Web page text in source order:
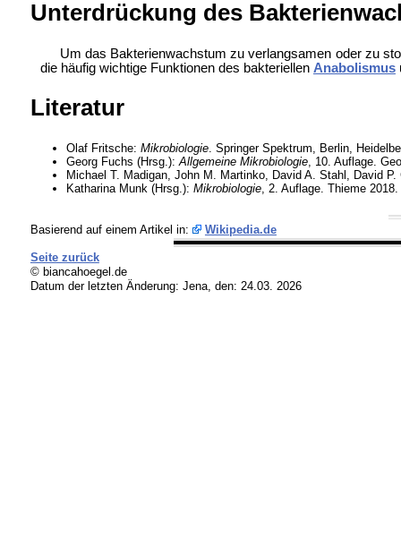
Unterdrückung des
Um das Bakterienwachstum zu verlangsamen oder zu
die häufig wichtige Funktionen des bakteriellen Anabolismus
Literatur
Olaf Fritsche: Mikrobiologie. Springer Spektrum, Berlin,
Georg Fuchs (Hrsg.):Allgemeine Mikrobiologie, 10. Auflage.
Michael T. Madigan, John M. Martinko, David A. Stahl, David
Katharina Munk (Hrsg.): Mikrobiologie, 2. Auflage. Thieme 2018.
Basierend auf einem Artikel in: Wikipedia.de
Seite zurück
© biancahoegel.de
Datum der letzten Änderung: Jena, den: 24.03. 2026